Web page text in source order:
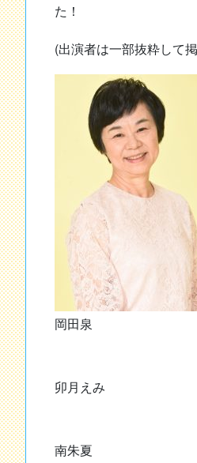
た！
(出演者は一部抜粋して
岡田泉
卯月えみ
南朱夏